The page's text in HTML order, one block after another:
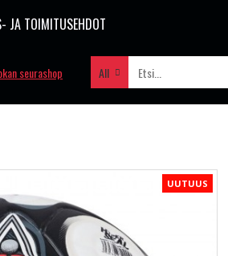
JA TOIMITUSEHDOT
All
UUTUUS